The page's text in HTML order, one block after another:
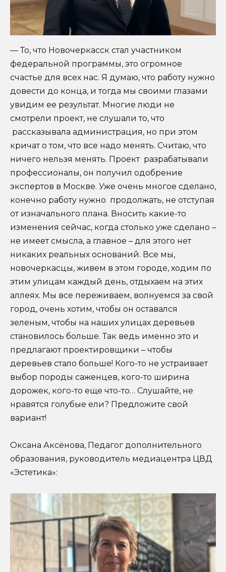
— То, что Новочеркасск стал участником
федеральной программы, это огромное
счастье для всех нас. Я думаю, что работу нужно
довести до конца, и тогда мы своими глазами
увидим ее результат. Многие люди не
смотрели проект, не слушали то, что
рассказывала администрация, но при этом
кричат о том, что все надо менять. Считаю, что
ничего нельзя менять. Проект разрабатывали
профессионалы, он получил одобрение
экспертов в Москве. Уже очень многое сделано,
конечно работу нужно продолжать, не отступая
от изначального плана. Вносить какие-то
изменения сейчас, когда столько уже сделано –
не имеет смысла, а главное – для этого нет
никаких реальных оснований. Все мы,
новочеркасцы, живем в этом городе, ходим по
этим улицам каждый день, отдыхаем на этих
аллеях. Мы все переживаем, волнуемся за свой
город, очень хотим, чтобы он оставался
зеленым, чтобы на наших улицах деревьев
становилось больше. Так ведь именно это и
предлагают проектировщики – чтобы
деревьев стало больше! Кого-то не устраивает
выбор породы саженцев, кого-то ширина
дорожек, кого-то еще что-то… Слушайте, не
нравятся голубые ели? Предложите свой
вариант!
Оксана Аксёнова, Педагог дополнительного
образования, руководитель медиацентра ЦВД
«Эстетика»: